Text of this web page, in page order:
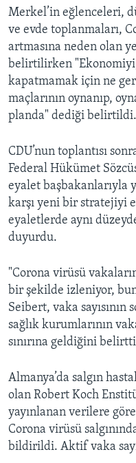
Merkel’in eğlenceleri,
ve evde toplanmaları,
artmasına neden olan
belirtilirken
kapatmamak için ne
maçlarının oynanıp,
planda" dediği belirtildi.
CDU’nun toplantısı
Federal Hükümet
eyalet başbakanlarıyla
karşı yeni bir stratejiyi
eyaletlerde aynı
duyurdu.
"Corona virüsü
bir şekilde izleniyor,
Seibert, vaka sayısının
sağlık kurumlarının
sınırına geldiğini
Almanya’da salgın
olan Robert Koch
yayınlanan verilere
Corona virüsü
bildirildi. Aktif vaka